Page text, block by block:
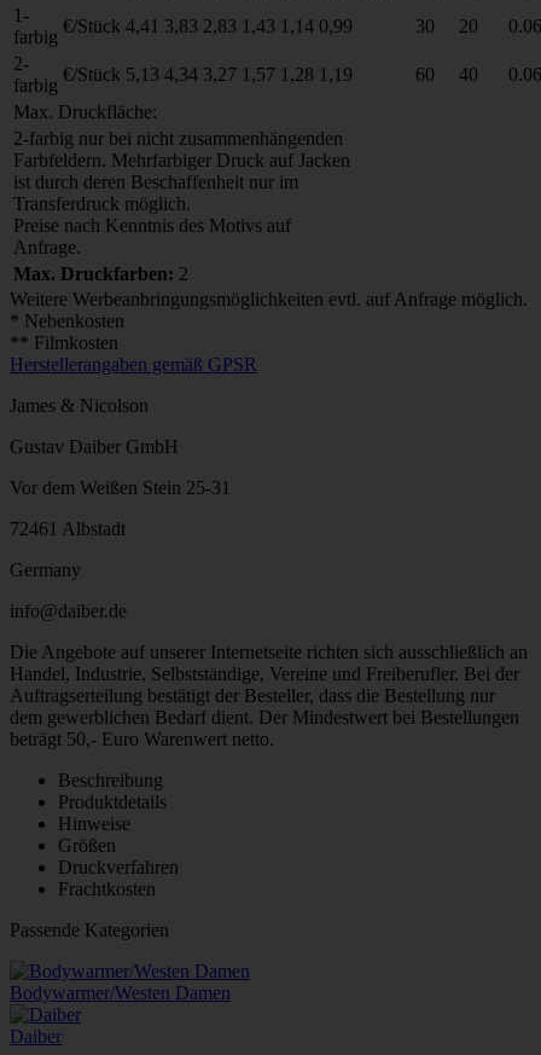
1-
farbig
€/Stück 4,41 3,83 2,83 1,43 1,14 0,99 30 20
0.06
2-
farbig
€/Stück 5,13 4,34 3,27 1,57 1,28 1,19 60 40
0.06
Max. Druckfläche:
2-farbig nur bei nicht zusammenhängenden
Farbfeldern. Mehrfarbiger Druck auf Jacken
ist durch deren Beschaffenheit nur im
Transferdruck möglich.
Preise nach Kenntnis des Motivs auf
Anfrage.
Max. Druckfarben: 2
Weitere Werbeanbringungsmöglichkeiten evtl. auf Anfrage möglich.
* Nebenkosten
** Filmkosten
Herstellerangaben gemäß GPSR
James & Nicolson
Gustav Daiber GmbH
Vor dem Weißen Stein 25-31
72461 Albstadt
Germany
info@daiber.de
Die Angebote auf unserer Internetseite richten sich ausschließlich an
Handel, Industrie, Selbstständige, Vereine und Freiberufler. Bei der
Auftragserteilung bestätigt der Besteller, dass die Bestellung nur
dem gewerblichen Bedarf dient. Der Mindestwert bei Bestellungen
beträgt 50,- Euro Warenwert netto.
Beschreibung
Produktdetails
Hinweise
Größen
Druckverfahren
Frachtkosten
Passende Kategorien
Bodywarmer/Westen Damen
Daiber